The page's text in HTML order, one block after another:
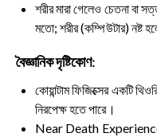
শরীর মারা গেলেও চেতনা বা
মতো; শরীর (কম্পিউটার) নষ্ট
বৈজ্ঞানিক দৃষ্টিকোণ:
কোয়ান্টাম ফিজিক্সের একটি
নিরপেক্ষ হতে পারে।
Near Death